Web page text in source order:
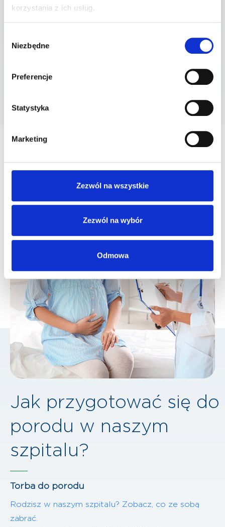
korzystania z ich usług.
zgody
Niezbędne
Preferencje
Statystyka
Marketing
Zezwól na wszystkie
Zezwól na wybór
Odmowa
karmienia piersią
prowadzimy bezpłatną Szkołę Rodzenia
Jak przygotować się do
porodu w naszym
szpitalu?
Torba do porodu
Rodzisz w naszym szpitalu? Zobacz, co ze sobą
zabrać.